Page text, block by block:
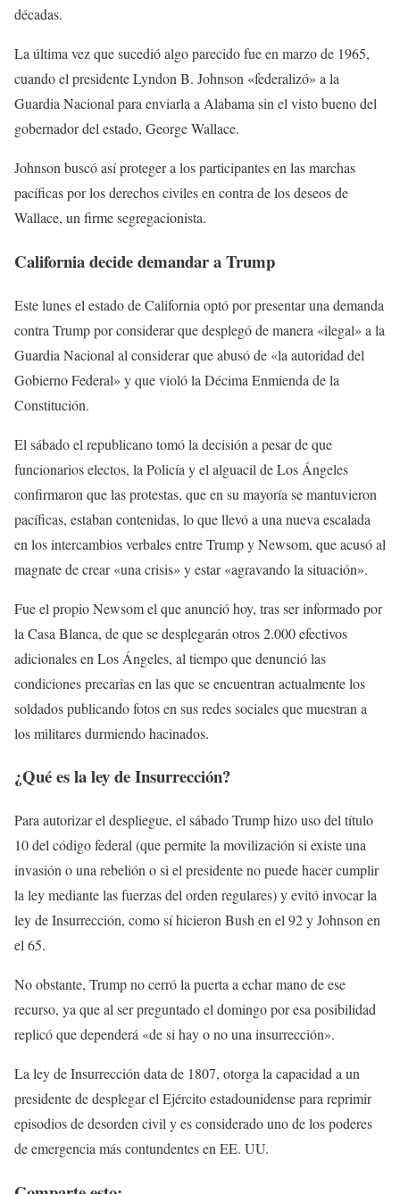
décadas.
La última vez que sucedió algo parecido fue en marzo de 1965,
cuando el presidente Lyndon B. Johnson «federalizó» a la
Guardia Nacional para enviarla a Alabama sin el visto bueno del
gobernador del estado, George Wallace.
Johnson buscó así proteger a los participantes en las marchas
pacíficas por los derechos civiles en contra de los deseos de
Wallace, un firme segregacionista.
California decide demandar a Trump
Este lunes el estado de California optó por presentar una demanda
contra Trump por considerar que desplegó de manera «ilegal» a la
Guardia Nacional al considerar que abusó de «la autoridad del
Gobierno Federal» y que violó la Décima Enmienda de la
Constitución.
El sábado el republicano tomó la decisión a pesar de que
funcionarios electos, la Policía y el alguacil de Los Ángeles
confirmaron que las protestas, que en su mayoría se mantuvieron
pacíficas, estaban contenidas, lo que llevó a una nueva escalada
en los intercambios verbales entre Trump y Newsom, que acusó al
magnate de crear «una crisis» y estar «agravando la situación».
Fue el propio Newsom el que anunció hoy, tras ser informado por
la Casa Blanca, de que se desplegarán otros 2.000 efectivos
adicionales en Los Ángeles, al tiempo que denunció las
condiciones precarias en las que se encuentran actualmente los
soldados publicando fotos en sus redes sociales que muestran a
los militares durmiendo hacinados.
¿Qué es la ley de Insurrección?
Para autorizar el despliegue, el sábado Trump hizo uso del título
10 del código federal (que permite la movilización si existe una
invasión o una rebelión o si el presidente no puede hacer cumplir
la ley mediante las fuerzas del orden regulares) y evitó invocar la
ley de Insurrección, como sí hicieron Bush en el 92 y Johnson en
el 65.
No obstante, Trump no cerró la puerta a echar mano de ese
recurso, ya que al ser preguntado el domingo por esa posibilidad
replicó que dependerá «de si hay o no una insurrección».
La ley de Insurrección data de 1807, otorga la capacidad a un
presidente de desplegar el Ejército estadounidense para reprimir
episodios de desorden civil y es considerado uno de los poderes
de emergencia más contundentes en EE. UU.